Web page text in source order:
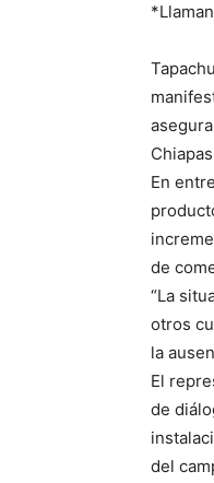
En
de
“La
otros
la
El
de
del